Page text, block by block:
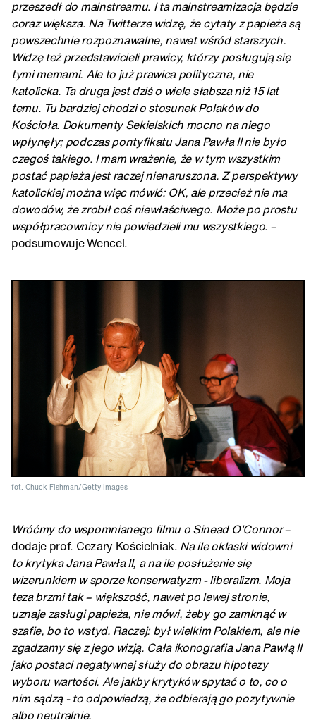
przeszedł do mainstreamu. I ta mainstreamizacja będzie
coraz większa. Na Twitterze widzę, że cytaty z papieża są
powszechnie rozpoznawalne, nawet wśród starszych.
Widzę też przedstawicieli prawicy, którzy posługują się
tymi memami. Ale to już prawica polityczna, nie
katolicka. Ta druga jest dziś o wiele słabsza niż 15 lat
temu. Tu bardziej chodzi o stosunek Polaków do
Kościoła. Dokumenty Sekielskich mocno na niego
wpłynęły; podczas pontyfikatu Jana Pawła II nie było
czegoś takiego. I mam wrażenie, że w tym wszystkim
postać papieża jest raczej nienaruszona. Z perspektywy
katolickiej można więc mówić: OK, ale przecież nie ma
dowodów, że zrobił coś niewłaściwego. Może po prostu
współpracownicy nie powiedzieli mu wszystkiego. –
podsumowuje Wencel.
fot. Chuck Fishman/Getty Images
Wróćmy do wspomnianego filmu o Sinead O'Connor–
dodaje prof. Cezary Kościelniak. Na ile oklaski widowni
to krytyka Jana Pawła II, a na ile posłużenie się
wizerunkiem w sporze konserwatyzm - liberalizm. Moja
teza brzmi tak – większość, nawet po lewej stronie,
uznaje zasługi papieża, nie mówi, żeby go zamknąć w
szafie, bo to wstyd. Raczej: był wielkim Polakiem, ale nie
zgadzamy się z jego wizją. Cała ikonografia Jana Pawłą II
jako postaci negatywnej służy do obrazu hipotezy
wyboru wartości. Ale jakby krytyków spytać o to, co o
nim sądzą - to odpowiedzą, że odbierają go pozytywnie
albo neutralnie.